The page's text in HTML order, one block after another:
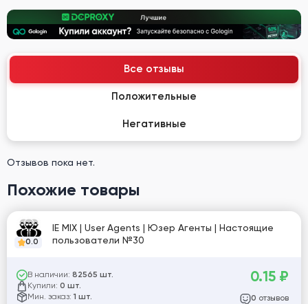
Все отзывы
Положительные
Негативные
Отзывов пока нет.
Похожие товары
0.0
IE MIX | User Agents | Юзер Агенты | Настоящие
пользователи №30
В наличии: 82565 шт.
Купили: 0 шт.
Мин. заказ: 1 шт.
0.15 ₽
0 отзывов